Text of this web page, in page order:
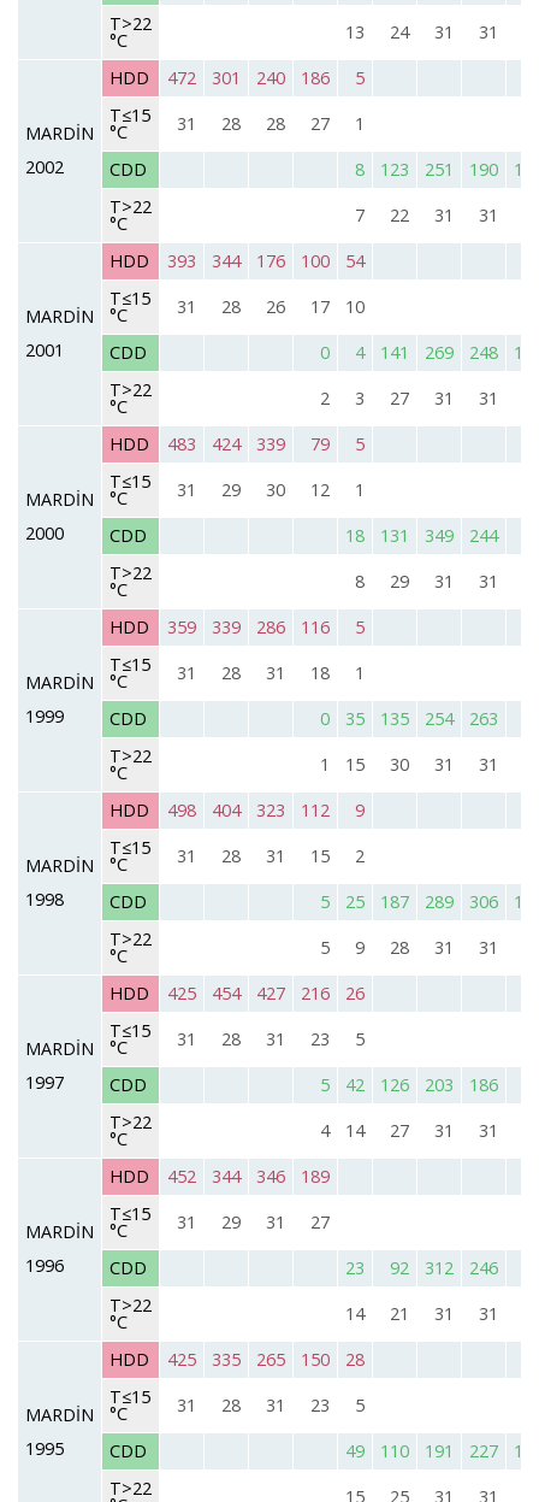
T>22
°C 13 24 31 31
MARDİN
2002
HDD 472 301 240 186
5
T≤15
°C 31 28 28 27
1
CDD
8 123 251 190
T>22
°C 7 22 31 31
MARDİN
2001
HDD 393 344 176 100
54
T≤15
°C 31 28 26 17
10
CDD
0 4 141 269 248
T>22
°C 2 3 27 31 31
MARDİN
2000
HDD 483 424 339 79
5
T≤15
°C 31 29 30 12
1
CDD
18 131 349 244
T>22
°C 8 29 31 31
MARDİN
1999
HDD 359 339 286 116
5
T≤15
°C 31 28 31 18
1
CDD
0 35 135 254 263
T>22
°C 1 15 30 31 31
MARDİN
1998
HDD 498 404 323 112
9
T≤15
°C 31 28 31 15
2
CDD
5 25 187 289 306
T>22
°C 5 9 28 31 31
MARDİN
1997
HDD 425 454 427 216
26
T≤15
°C 31 28 31 23
5
CDD
5 42 126 203 186
T>22
°C 4 14 27 31 31
MARDİN
1996
HDD 452 344 346
189
T≤15
°C 31 29 31
27
CDD
23 92 312 246
T>22
°C 14 21 31 31
MARDİN
1995
HDD 425 335 265 150
28
T≤15
°C 31 28 31 23
5
CDD
49 110 191 227
T>22
15 25 31 31